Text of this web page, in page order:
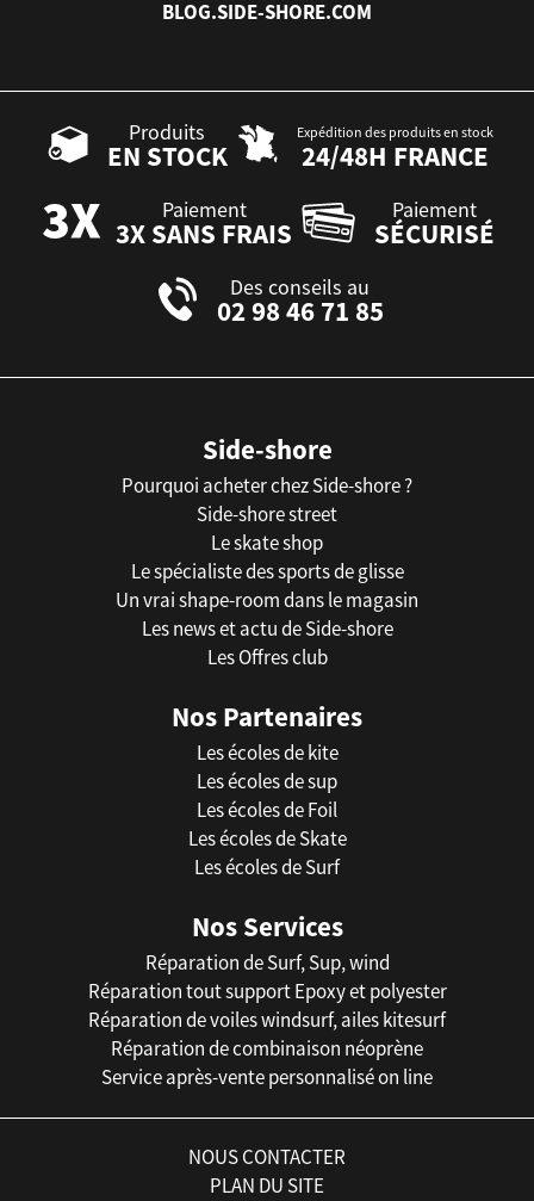
BLOG.SIDE-SHORE.COM
Produits
EN STOCK
Expédition des produits en stock
24/48H FRANCE
Paiement
3X SANS FRAIS
Paiement
SÉCURISÉ
Des conseils au
02 98 46 71 85
Side-shore
Pourquoi acheter chez Side-shore ?
Side-shore street
Le skate shop
Le spécialiste des sports de glisse
Un vrai shape-room dans le magasin
Les news et actu de Side-shore
Les Offres club
Nos Partenaires
Les écoles de kite
Les écoles de sup
Les écoles de Foil
Les écoles de Skate
Les écoles de Surf
Nos Services
Réparation de Surf, Sup, wind
Réparation tout support Epoxy et polyester
Réparation de voiles windsurf, ailes kitesurf
Réparation de combinaison néoprène
Service après-vente personnalisé on line
NOUS CONTACTER
PLAN DU SITE